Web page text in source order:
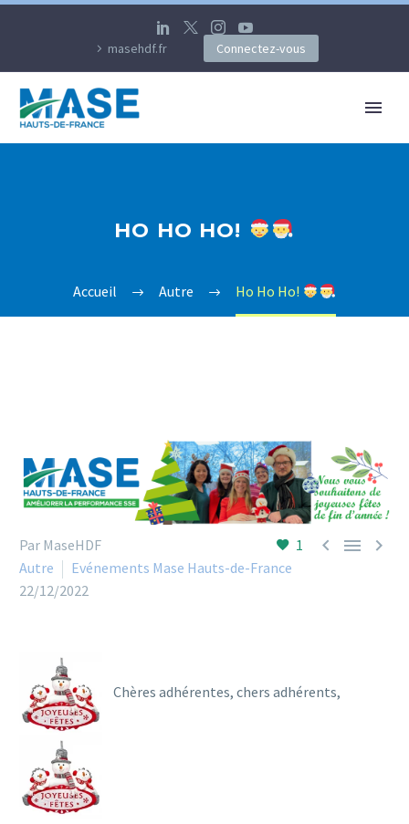
masehdf.fr Connectez-vous
HO HO HO!
Accueil Autre Ho Ho Ho!
1   
Par MaseHDF
Autre
Evénements Mase Hauts-de-France
22/12/2022
Chères adhérentes, chers adhérents,